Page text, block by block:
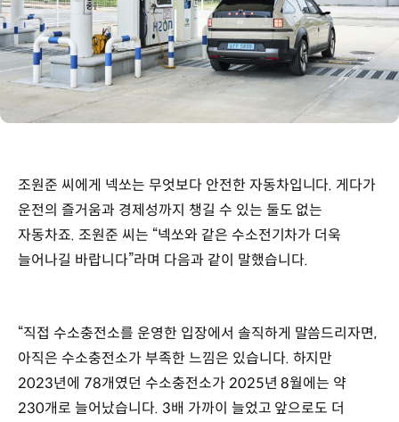
조원준 씨에게 넥쏘는 무엇보다 안전한 자동차입니다. 게다가
운전의 즐거움과 경제성까지 챙길 수 있는 둘도 없는
자동차죠. 조원준 씨는 “넥쏘와 같은 수소전기차가 더욱
늘어나길 바랍니다”라며 다음과 같이 말했습니다.
“직접 수소충전소를 운영한 입장에서 솔직하게 말씀드리자면,
아직은 수소충전소가 부족한 느낌은 있습니다. 하지만
2023년에 78개였던 수소충전소가 2025년 8월에는 약
230개로 늘어났습니다. 3배 가까이 늘었고 앞으로도 더